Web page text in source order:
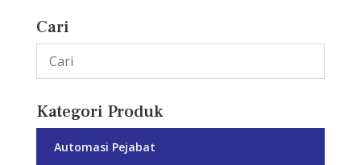
Cari
Kategori Produk
Automasi Pejabat